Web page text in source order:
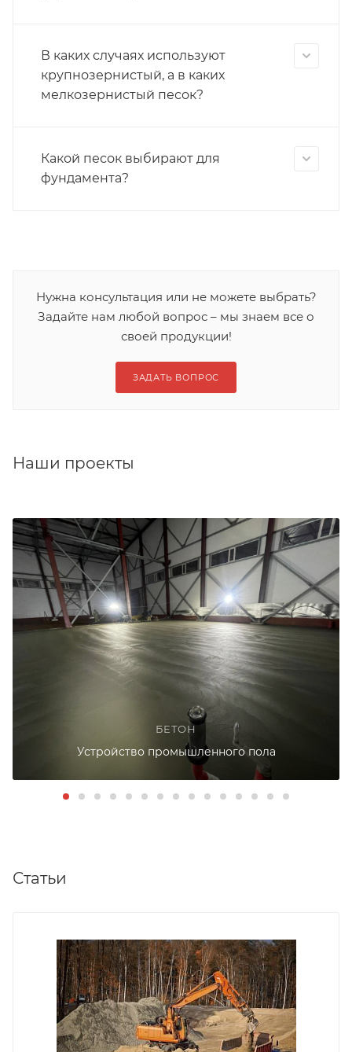
В каких случаях используют
крупнозернистый, а в каких
мелкозернистый песок?
Какой песок выбирают для
фундамента?
Нужна консультация или не можете выбрать?
Задайте нам любой вопрос – мы знаем все о
своей продукции!
ЗАДАТЬ ВОПРОС
Наши проекты
БЕТОН
Устройство промышленного пола
Статьи